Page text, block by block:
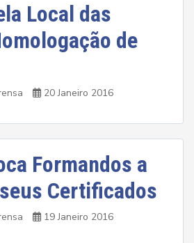
Local das
de
20 Janeiro 2016
Formandos a
Certificados
19 Janeiro 2016